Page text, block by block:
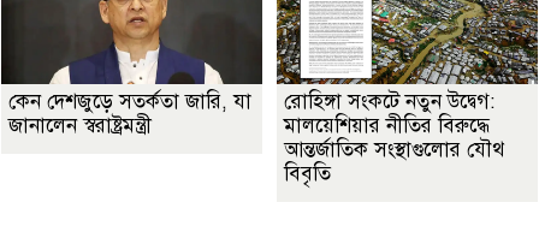
কেন দেশজুড়ে সতর্কতা জারি, যা
জানালেন স্বরাষ্ট্রমন্ত্রী
রোহিঙ্গা সংকটে নতুন উদ্বেগ:
মালয়েশিয়ার নীতির বিরুদ্ধে
আন্তর্জাতিক সংস্থাগুলোর যৌথ
বিবৃতি